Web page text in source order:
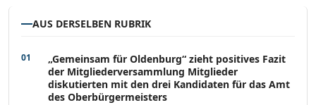
AUS DERSELBEN RUBRIK
„Gemeinsam für Oldenburg“ zieht positives Fazit
der Mitgliederversammlung Mitglieder
diskutierten mit den drei Kandidaten für das Amt
des Oberbürgermeisters